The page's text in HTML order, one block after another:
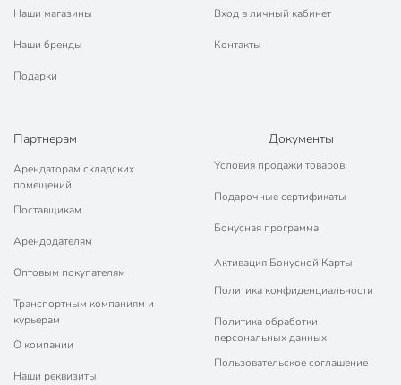
Наши магазины
Наши бренды
Подарки
Вход в личный кабинет
Контакты
Партнерам
Арендаторам складских
помещений
Поставщикам
Арендодателям
Оптовым покупателям
Транспортным компаниям и
курьерам
О компании
Наши реквизиты
Документы
Условия продажи товаров
Подарочные сертификаты
Бонусная программа
Активация Бонусной Карты
Политика конфиденциальности
Политика обработки
персональных данных
Пользовательское соглашение